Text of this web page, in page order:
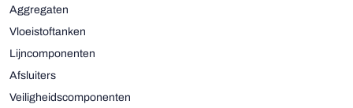
Aggregaten
Vloeistoftanken
Lijncomponenten
Afsluiters
Veiligheidscomponenten